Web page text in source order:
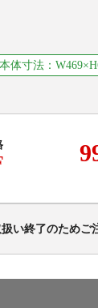
本体寸法：
い終了のためご